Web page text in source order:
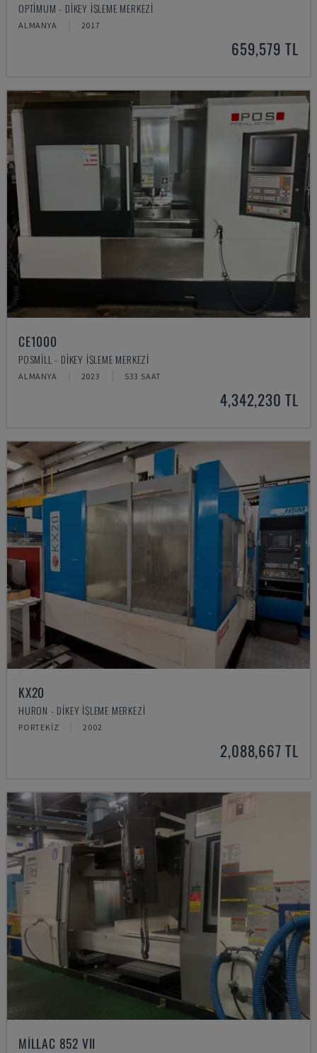
OPTIMUM - DIKEY İŞLEME MERKEZI
ALMANYA 2017
659,579 TL
CE1000
POSMILL - DIKEY İŞLEME MERKEZI
ALMANYA 2023 533 SAAT
4,342,230 TL
KX20
HURON - DIKEY İŞLEME MERKEZI
PORTEKIZ 2002
2,088,667 TL
MILLAC 852 VII